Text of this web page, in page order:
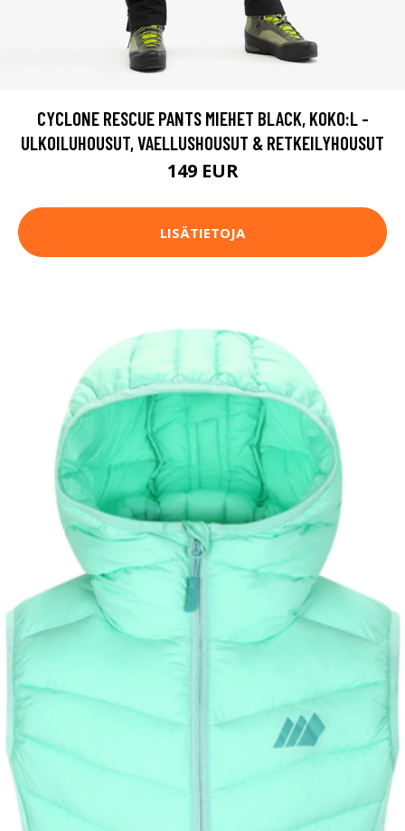
CYCLONE RESCUE PANTS MIEHET BLACK, KOKO:L -
ULKOILUHOUSUT, VAELLUSHOUSUT & RETKEILYHOUSUT
149 EUR
LISÄTIETOJA